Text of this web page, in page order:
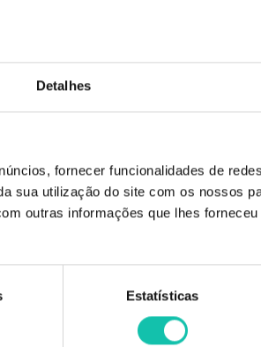
Detalhes
fornecer funcionalidades de
sua utilização do site com os nossos
outras informações que lhes
Estatísticas
entre outros.